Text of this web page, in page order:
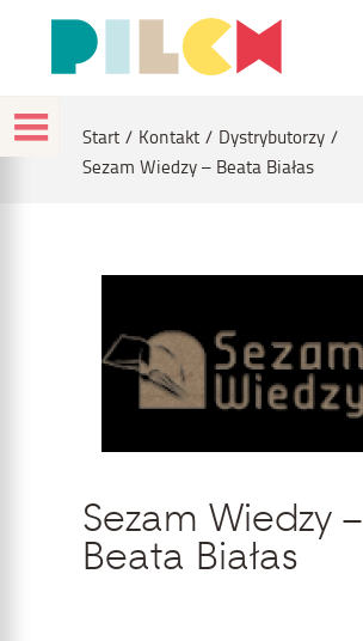
Start Kontakt
Dystrybutorzy
Sezam Wiedzy – Beata Białas
Sezam Wiedzy –
Beata Białas